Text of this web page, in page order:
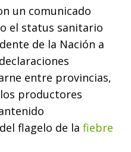
un comunicado
el status sanitario
de la Nación a
entre provincias,
productores
flagelo de la fiebre